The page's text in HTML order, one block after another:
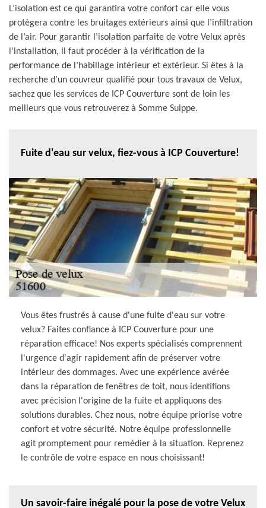
L’isolation est ce qui garantira votre confort car elle vous
protègera contre les bruitages extérieurs ainsi que l’infiltration
de l’air. Pour garantir l’isolation parfaite de votre Velux après
l’installation, il faut procéder à la vérification de la
performance de l’habillage intérieur et extérieur. Si êtes à la
recherche d’un couvreur qualifié pour tous travaux de Velux,
sachez que les services de ICP Couverture sont de loin les
meilleurs que vous retrouverez à Somme Suippe.
Fuite d'eau sur velux, fiez-vous à ICP Couverture!
Vous êtes frustrés à cause d'une fuite d'eau sur votre
velux? Faites confiance à ICP Couverture pour une
réparation efficace! Nos experts spécialisés comprennent
l'urgence d'agir rapidement afin de préserver votre
intérieur des dommages. Avec une expérience avérée
dans la réparation de fenêtres de toit, nous identifions
avec précision l'origine de la fuite et appliquons des
solutions durables. Chez nous, notre équipe priorise votre
confort et votre sécurité. Notre équipe professionnelle
agit promptement pour remédier à la situation. Reprenez
le contrôle de votre espace en nous choisissant!
Un savoir-faire inégalé pour la pose de votre Velux